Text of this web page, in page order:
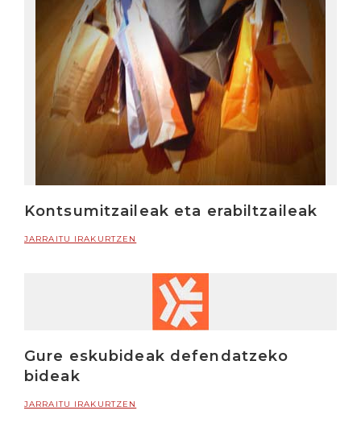
Kontsumitzaileak eta erabiltzaileak
JARRAITU IRAKURTZEN
Gure eskubideak defendatzeko
bideak
JARRAITU IRAKURTZEN